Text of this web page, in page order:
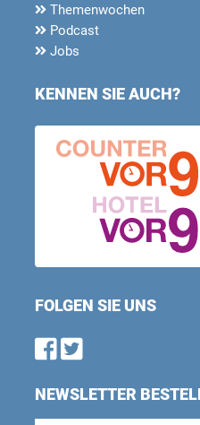
Themenwochen
Podcast
Jobs
KENNEN SIE AUCH?
FOLGEN SIE UNS
Find us on
Follow us
NEWSLETTER